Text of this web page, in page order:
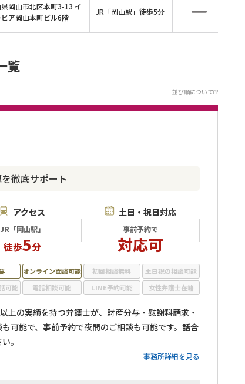
岡山市北区本町3-13 イ
ピア岡山本町ビル6階
JR「岡山駅」徒歩5分
覧
並び順について
徹底サポート
アクセス
JR「岡山駅」
徒歩5分
土日・祝日対応
事前予約で
対応可
上の実績を持つ弁護士が、財産分与・慰謝料請求・
可能で、事前予約で夜間のご相談も可能です。話合
。
事務所詳細を見る
オンライン面談可能 初回相談無料
土日祝の相談可能
可能
電話相談可能 LINE予約可能 女性弁護士在籍